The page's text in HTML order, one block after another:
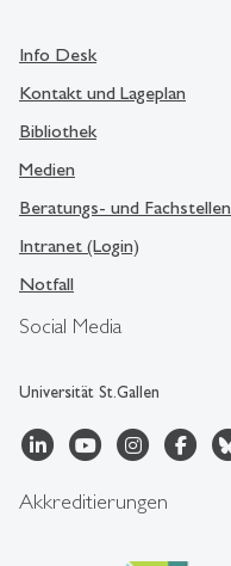
Social Media
Universität St.Gallen
Info Desk
Kontakt und Lageplan
Bibliothek
Medien
Beratungs- und Fachstellen
Intranet (Login)
Notfall
Akkreditierungen